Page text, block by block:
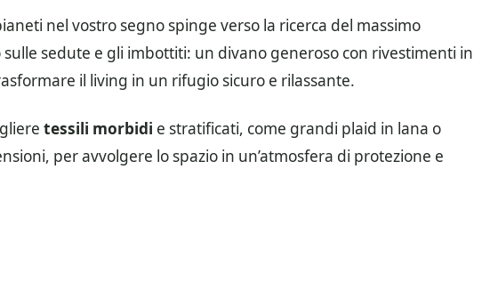
nel vostro segno spinge verso la ricerca del massimo
sedute e gli imbottiti: un divano generoso con rivestimenti in
il living in un rifugio sicuro e rilassante.
tessili morbidi e stratificati, come grandi plaid in lana o
per avvolgere lo spazio in un’atmosfera di protezione e